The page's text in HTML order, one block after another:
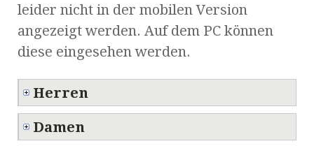
leider nicht in der mobilen Version
angezeigt werden. Auf dem PC können
diese eingesehen werden.
Herren
Damen